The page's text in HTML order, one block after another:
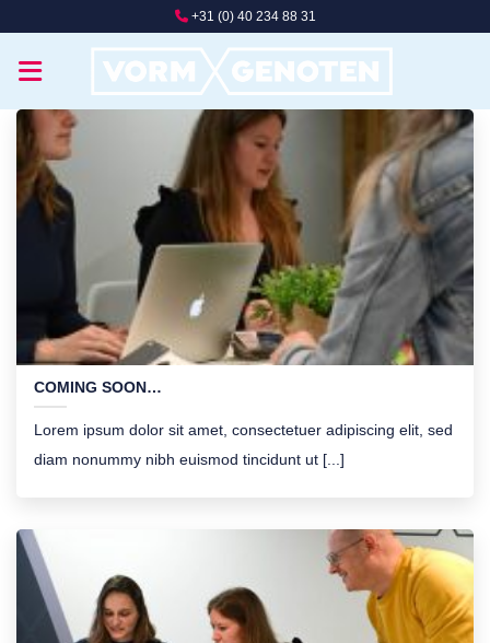
inhoud
+31 (0) 40 234 88 31
COMING SOON…
Lorem ipsum dolor sit amet, consectetuer adipiscing elit, sed
diam nonummy nibh euismod tincidunt ut [...]